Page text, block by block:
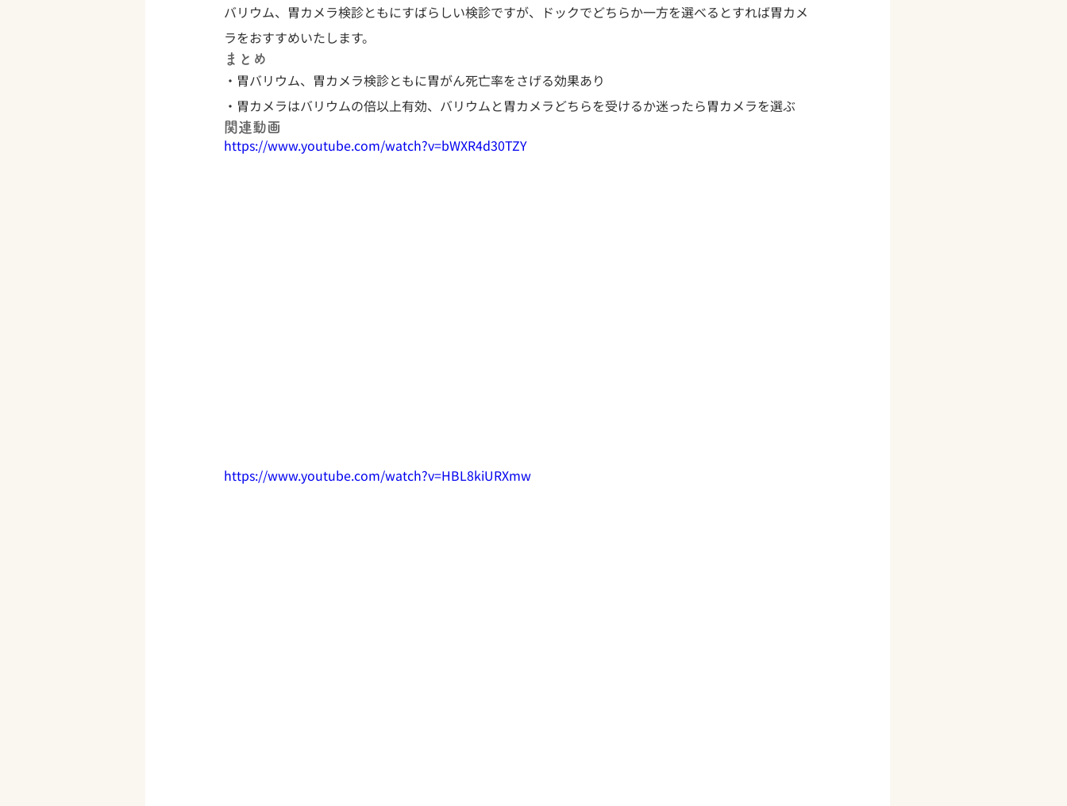
バリウム、胃カメラ検診ともにすばらしい検診ですが、ドックでどちらか一方を選べるとすれば胃カメ
ラをおすすめいたします。
まとめ
・胃バリウム、胃カメラ検診ともに胃がん死亡率をさげる効果あり
・胃カメラはバリウムの倍以上有効、バリウムと胃カメラどちらを受けるか迷ったら胃カメラを選ぶ
関連動画
https://www.youtube.com/watch?v=bWXR4d30TZY
https://www.youtube.com/watch?v=HBL8kiURXmw